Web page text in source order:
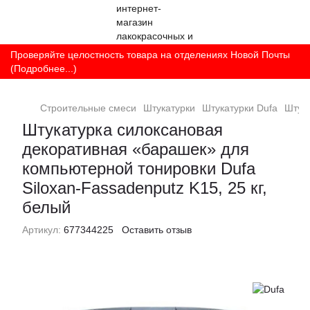
Проверяйте целостность товара на отделениях Новой Почты
(Подробнее...)
Строительные смеси Штукатурки Штукатурки Dufa
Штукатурка силоксановая
декоративная «барашек» для
компьютерной тонировки Dufa
Siloxan-Fassadenputz K15, 25 кг,
белый
Артикул: 677344225 Оставить отзыв